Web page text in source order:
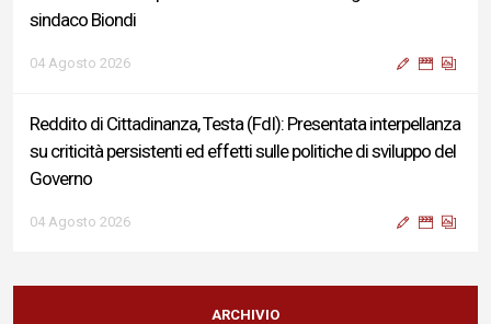
sindaco Biondi
04 Agosto 2026
Reddito di Cittadinanza, Testa (FdI): Presentata interpellanza
su criticità persistenti ed effetti sulle politiche di sviluppo del
Governo
04 Agosto 2026
Sigismondi, Liris e Testa: “Profondo cordoglio e vicinanza al
Ministro Roccella e alla sua famiglia”
ARCHIVIO